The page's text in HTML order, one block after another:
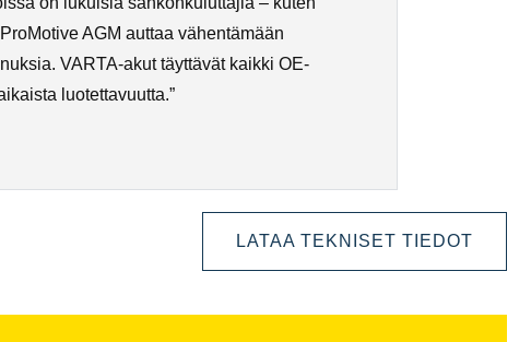
AGM auttaa vähentämään
VARTA-akut täyttävät kaikki OE-
luotettavuutta.”
LATAA TEKNISET TIEDOT